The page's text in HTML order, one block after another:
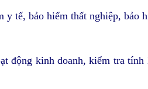
tế, bảo hiểm thất nghiệp, bảo
động kinh doanh, kiểm tra tính